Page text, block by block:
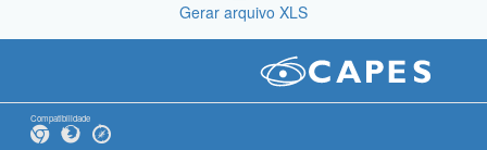
Gerar arquivo XLS
Compatibilidade